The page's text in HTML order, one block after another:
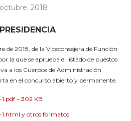
2018
de 2018, de la Viceconsejera de Función
la que se aprueba el listado de puestos
a los Cuerpos de Administración
en el concurso abierto y permanente.
– 302 KB
1.html y otros formatos